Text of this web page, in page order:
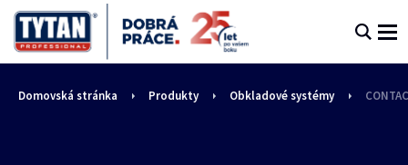
Domovská stránka Produkty Obkladové systémy